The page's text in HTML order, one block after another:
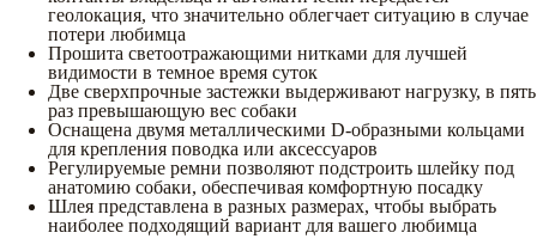
геолокация, что значительно облегчает ситуацию в случае
потери любимца
Прошита светоотражающими нитками для лучшей
видимости в темное время суток
Две сверхпрочные застежки выдерживают нагрузку, в пять
раз превышающую вес собаки
Оснащена двумя металлическими D-образными кольцами
для крепления поводка или аксессуаров
Регулируемые ремни позволяют подстроить шлейку под
анатомию собаки, обеспечивая комфортную посадку
Шлея представлена в разных размерах, чтобы выбрать
наиболее подходящий вариант для вашего любимца